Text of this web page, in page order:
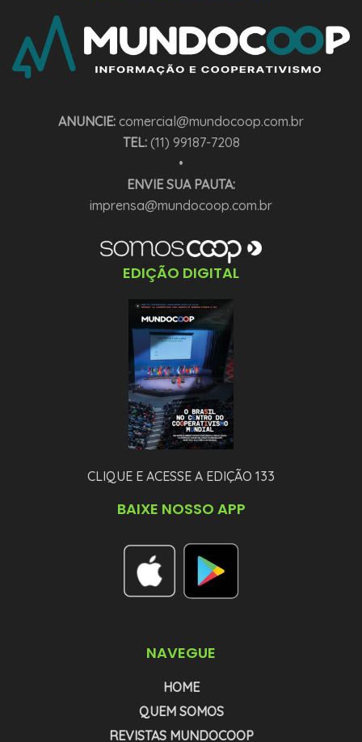
ANUNCIE: comercial@mundocoop.com.br
TEL:(11) 99187-7208
•
ENVIE SUA PAUTA:
imprensa@mundocoop.com.br
EDIÇÃO DIGITAL
CLIQUE E ACESSE A EDIÇÃO 133
BAIXE NOSSO APP
NAVEGUE
HOME
QUEM SOMOS
REVISTAS MUNDOCOOP